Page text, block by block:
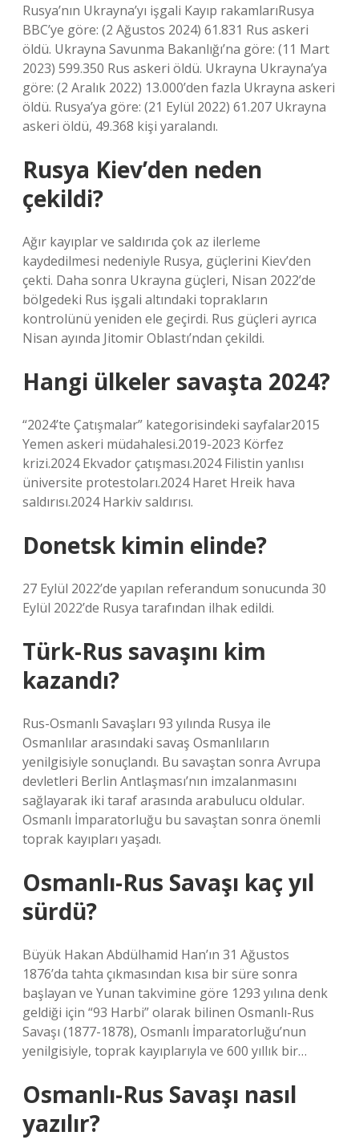
Rusya’nın Ukrayna’yı işgali Kayıp rakamlarıRusya
BBC’ye göre: (2 Ağustos 2024) 61.831 Rus askeri
öldü. Ukrayna Savunma Bakanlığı’na göre: (11 Mart
2023) 599.350 Rus askeri öldü. Ukrayna Ukrayna’ya
göre: (2 Aralık 2022) 13.000’den fazla Ukrayna askeri
öldü. Rusya’ya göre: (21 Eylül 2022) 61.207 Ukrayna
askeri öldü, 49.368 kişi yaralandı.
Rusya Kiev’den neden
çekildi?
Ağır kayıplar ve saldırıda çok az ilerleme
kaydedilmesi nedeniyle Rusya, güçlerini Kiev’den
çekti. Daha sonra Ukrayna güçleri, Nisan 2022’de
bölgedeki Rus işgali altındaki toprakların
kontrolünü yeniden ele geçirdi. Rus güçleri ayrıca
Nisan ayında Jitomir Oblastı’ndan çekildi.
Hangi ülkeler savaşta 2024?
“2024’te Çatışmalar” kategorisindeki sayfalar2015
Yemen askeri müdahalesi.2019-2023 Körfez
krizi.2024 Ekvador çatışması.2024 Filistin yanlısı
üniversite protestoları.2024 Haret Hreik hava
saldırısı.2024 Harkiv saldırısı.
Donetsk kimin elinde?
27 Eylül 2022’de yapılan referandum sonucunda 30
Eylül 2022’de Rusya tarafından ilhak edildi.
Türk-Rus savaşını kim
kazandı?
Rus-Osmanlı Savaşları 93 yılında Rusya ile
Osmanlılar arasındaki savaş Osmanlıların
yenilgisiyle sonuçlandı. Bu savaştan sonra Avrupa
devletleri Berlin Antlaşması’nın imzalanmasını
sağlayarak iki taraf arasında arabulucu oldular.
Osmanlı İmparatorluğu bu savaştan sonra önemli
toprak kayıpları yaşadı.
Osmanlı-Rus Savaşı kaç yıl
sürdü?
Büyük Hakan Abdülhamid Han’ın 31 Ağustos
1876’da tahta çıkmasından kısa bir süre sonra
başlayan ve Yunan takvimine göre 1293 yılına denk
geldiği için “93 Harbi” olarak bilinen Osmanlı-Rus
Savaşı (1877-1878), Osmanlı İmparatorluğu’nun
yenilgisiyle, toprak kayıplarıyla ve 600 yıllık bir…
Osmanlı-Rus Savaşı nasıl
yazılır?